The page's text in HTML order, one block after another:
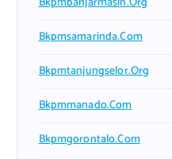
Bkpmsamarinda.com
Bkpmtanjungselor.org
Bkpmmanado.com
Bkpmgorontalo.com